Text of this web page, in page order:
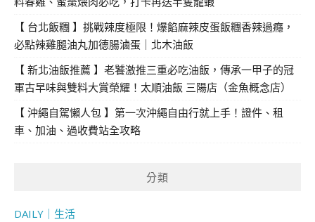
【 台北飯糰 】挑戰辣度極限！爆餡麻辣皮蛋飯糰香辣過癮，
必點辣雞腿油丸加德腸滷蛋｜北木油飯
【 新北油飯推薦 】老饕激推三重必吃油飯，傳承一甲子的冠
軍古早味與雙料大賞榮耀！太順油飯 三陽店（金魚概念店）
【 沖繩自駕懶人包 】第一次沖繩自由行就上手！證件、租
車、加油、過收費站全攻略
分類
DAILY｜生活